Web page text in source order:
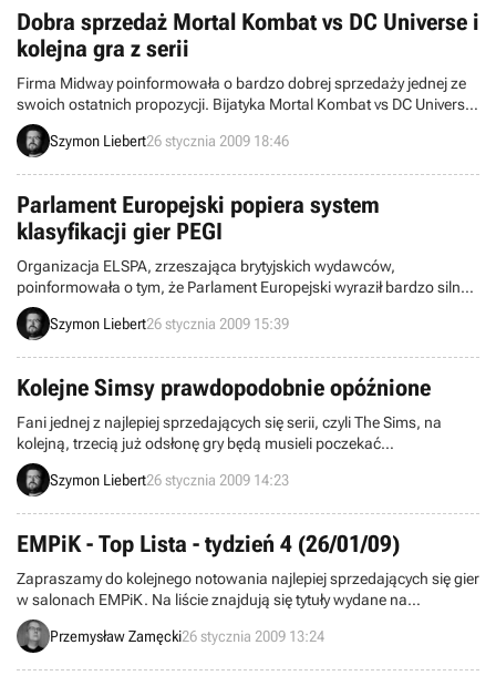
Dobra sprzedaż Mortal Kombat vs DC Universe i
kolejna gra z serii
Firma Midway poinformowała o bardzo dobrej sprzedaży jednej ze
swoich ostatnich propozycji. Bijatyka Mortal Kombat vs DC Universe
znalazła więc 1,8 miliona nabywców na całym świecie i być może już
wkrótce przekroczy kolejną barierę (2 miliony). Produkcja została
Szymon Liebert26 stycznia 2009 18:46
Parlament Europejski popiera system
klasyfikacji gier PEGI
Organizacja ELSPA, zrzeszająca brytyjskich wydawców,
poinformowała o tym, że Parlament Europejski wyraził bardzo silne
poparcie dla systemu klasyfikacji gier znanego jako PEGI. Już
wcześniej wspominaliśmy o pozytywnej ocenie tego działającego
przyjaźni?
Szymon Liebert26 stycznia 2009 15:39
Kolejne Simsy prawdopodobnie opóźnione
Fani jednej z najlepiej sprzedających się serii, czyli The Sims, na
kolejną, trzecią już odsłonę gry będą musieli poczekać
najprawdopodobniej nieco dłużej. Tytuł był zapowiadany już na
przyszły miesiąc, jednak jak podali przedstawiciele Electronic Arts,
pod uwagę.
Szymon Liebert26 stycznia 2009 14:23
EMPiK - Top Lista - tydzień 4 (26/01/09)
Zapraszamy do kolejnego notowania najlepiej sprzedających się gier
w salonach EMPiK. Na liście znajdują się tytuły wydane na
komputery osobiste oraz konsole PS2, PS3 i Xbox 360. Dane
pochodzą z okresu pomiędzy 19 a 25 stycznia 2009 roku i zostały
Przemysław Zamęcki26 stycznia 2009 13:24